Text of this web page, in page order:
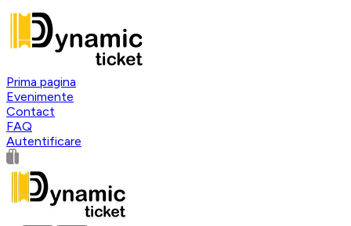
Prima pagina
Evenimente
Contact
FAQ
Autentificare